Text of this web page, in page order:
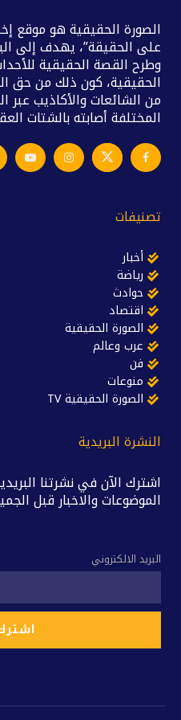
الصورة الحقيقية هو موقع
على الحقيقة”، يهدف إلى
وطرح القصة الحقيقية
الحقيقية، كون ذلك من حق
من الشائعات والأكاذيب عبر
المختلفة أصابته بالشتات
تصنيفات
أخبار
رياضة
حوادث
اقتصاد
الصورة الحقيقية
عرب وعالم
فن
منوعات
الصورة الحقيقية TV
النشرة البريدية
اشترك الآن في نشرتنا
الموضوعات والاخبار قبل
البريد الالكتروني